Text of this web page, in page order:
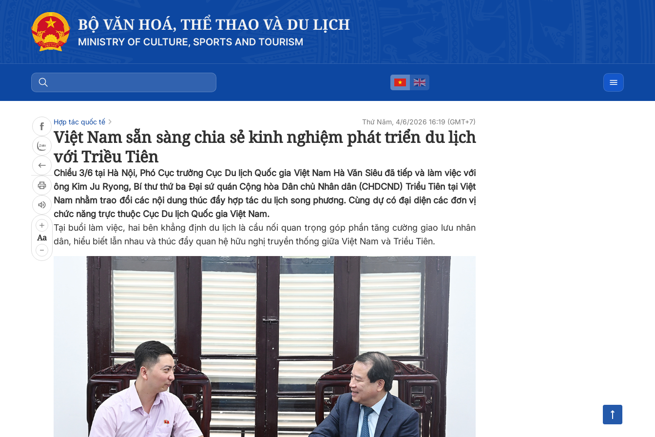
Aa
Hợp tác quốc tế Thứ Năm, 4/6/2026 16:19 (GMT+7)
Việt Nam sẵn sàng chia sẻ kinh nghiệm phát triển du lịch
với Triều Tiên
Chiều 3/6 tại Hà Nội, Phó Cục trưởng Cục Du lịch Quốc gia Việt Nam Hà Văn Siêu đã tiếp và làm việc với
ông Kim Ju Ryong, Bí thư thứ ba Đại sứ quán Cộng hòa Dân chủ Nhân dân (CHDCND) Triều Tiên tại Việt
Nam nhằm trao đổi các nội dung thúc đẩy hợp tác du lịch song phương. Cùng dự có đại diện các đơn vị
chức năng trực thuộc Cục Du lịch Quốc gia Việt Nam.
Tại buổi làm việc, hai bên khẳng định du lịch là cầu nối quan trọng góp phần tăng cường giao lưu nhân
dân, hiểu biết lẫn nhau và thúc đẩy quan hệ hữu nghị truyền thống giữa Việt Nam và Triều Tiên.
0:00 0:00